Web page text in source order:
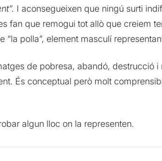
I aconsegueixen que ningú surti
fan que remogui tot allò que creiem
polla”, element masculí
de pobresa, abandó, destrucció
És conceptual però molt
algun lloc on la representen.